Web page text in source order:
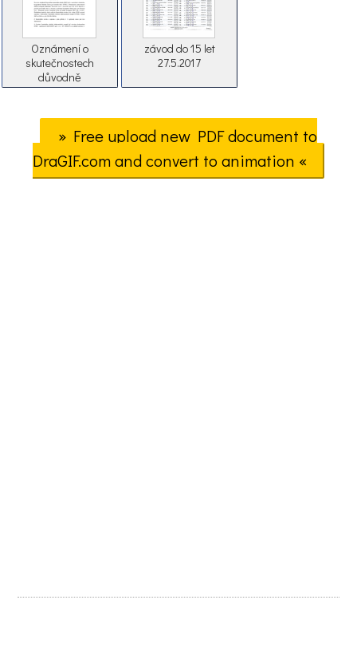
Oznámení o
skutečnostech
důvodně
nasvědčujících
činu (e-recepty)
závod do 15 let
27.5.2017
» Free upload new PDF document to
DraGIF.com and convert to animation «